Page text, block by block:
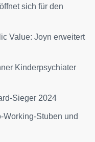
sich für den
Value: Joyn erweitert
Kinderpsychiater
Sieger 2024
Working-Stuben und